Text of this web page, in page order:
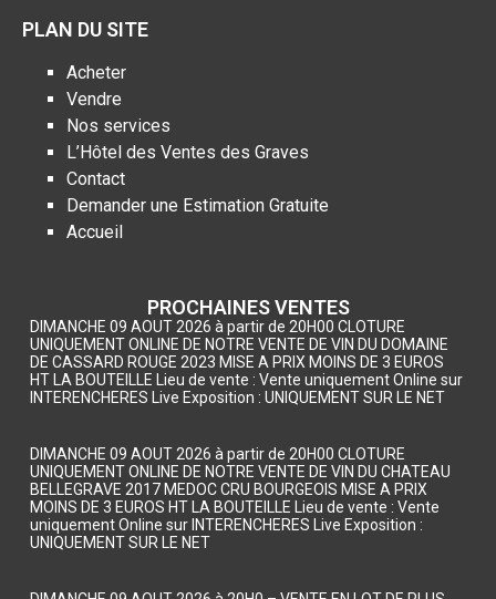
PLAN DU SITE
Acheter
Vendre
Nos services
L’Hôtel des Ventes des Graves
Contact
Demander une Estimation Gratuite
Accueil
PROCHAINES VENTES
DIMANCHE 09 AOUT 2026 à partir de 20H00 CLOTURE
UNIQUEMENT ONLINE DE NOTRE VENTE DE VIN DU DOMAINE
DE CASSARD ROUGE 2023 MISE A PRIX MOINS DE 3 EUROS
HT LA BOUTEILLE Lieu de vente : Vente uniquement Online sur
INTERENCHERES Live Exposition : UNIQUEMENT SUR LE NET
DIMANCHE 09 AOUT 2026 à partir de 20H00 CLOTURE
UNIQUEMENT ONLINE DE NOTRE VENTE DE VIN DU CHATEAU
BELLEGRAVE 2017 MEDOC CRU BOURGEOIS MISE A PRIX
MOINS DE 3 EUROS HT LA BOUTEILLE Lieu de vente : Vente
uniquement Online sur INTERENCHERES Live Exposition :
UNIQUEMENT SUR LE NET